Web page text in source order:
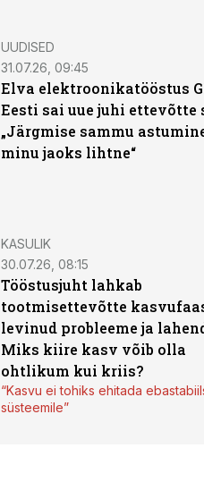
UUDISED
31.07.26, 09:45
Elva elektroonikatööstus
Eesti sai uue juhi ettevõtte
„Järgmise sammu
minu jaoks lihtne“
KASULIK
30.07.26, 08:15
Tööstusjuht lahkab
tootmisettevõtte
levinud probleeme ja
Miks kiire kasv võib olla
ohtlikum kui kriis?
“Kasvu ei tohiks ehitada
süsteemile”